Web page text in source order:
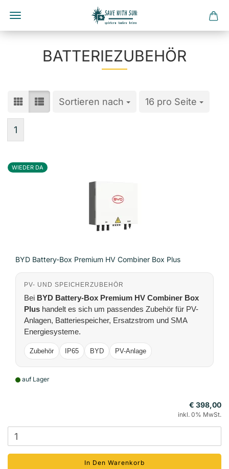
Direkt
HauptinhaltBATTERIEZUBEHÖR
Sortieren nach
Sortieren nach 16 pro Seite
pro Seite
1
WIEDER DA
BYD Battery-Box Premium HV Combiner Box Plus
PV- UND SPEICHERZUBEHÖR
Bei BYD Battery-Box Premium HV Combiner Box
Plus handelt es sich um passendes Zubehör für PV-
Anlagen, Batteriespeicher, Ersatzstrom und SMA
Energiesysteme.
Zubehör IP65 BYD PV-Anlage
auf Lager
€ 398,00
inkl. 0% MwSt.
In Den Warenkorb